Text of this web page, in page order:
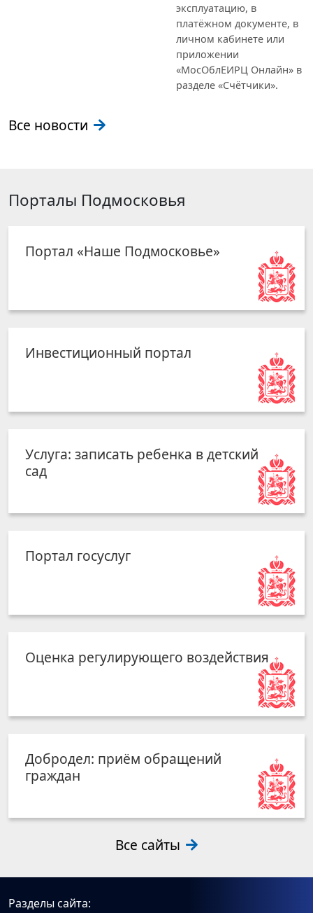
эксплуатацию, в
платёжном документе, в
личном кабинете или
приложении
«МосОблЕИРЦ Онлайн» в
разделе «Счётчики».
Все новости
Порталы Подмосковья
Портал «Наше Подмосковье»
Инвестиционный портал
Услуга: записать ребенка в детский
сад
Портал госуслуг
Оценка регулирующего воздействия
Добродел: приём обращений
граждан
Все сайты
Разделы сайта: